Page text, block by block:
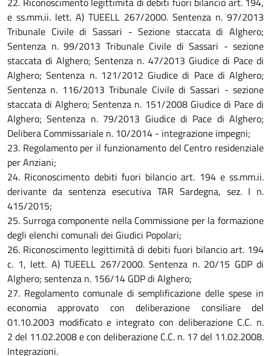
e ss.mm.ii. lett. A) TUEELL 267/2000. Sentenza n. 97/2013
Tribunale Civile di Sassari - Sezione staccata di Alghero;
Sentenza n. 99/2013 Tribunale Civile di Sassari - sezione
staccata di Alghero; Sentenza n. 47/2013 Giudice di Pace di
Alghero; Sentenza n. 121/2012 Giudice di Pace di Alghero;
Sentenza n. 116/2013 Tribunale Civile di Sassari - sezione
staccata di Alghero; Sentenza n. 151/2008 Giudice di Pace di
Alghero; Sentenza n. 79/2013 Giudice di Pace di Alghero;
Delibera Commissariale n. 10/2014 - integrazione impegni;
23. Regolamento per il funzionamento del Centro residenziale
per Anziani;
24. Riconoscimento debiti fuori bilancio art. 194 e ss.mm.ii.
derivante da sentenza esecutiva TAR Sardegna, sez. I n.
415/2015;
25. Surroga componente nella Commissione per la formazione
degli elenchi comunali dei Giudici Popolari;
26. Riconoscimento legittimità di debiti fuori bilancio art. 194
c. 1, lett. A) TUEELL 267/2000. Sentenza n. 20/15 GDP di
Alghero; sentenza n. 156/14 GDP di Alghero;
27. Regolamento comunale di semplificazione delle spese in
economia approvato con deliberazione consiliare del
01.10.2003 modificato e integrato con deliberazione C.C. n.
2 del 11.02.2008 e con deliberazione C.C. n. 17 del 11.02.2008.
Integrazioni.